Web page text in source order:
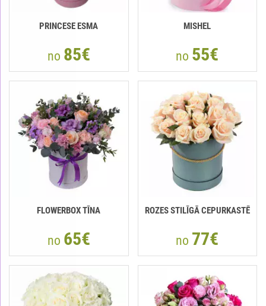
PRINCESE ESMA
no 85€
MISHEL
no 55€
FLOWERBOX TĪNA
no 65€
ROZES STILĪGĀ CEPURKASTĒ
no 77€